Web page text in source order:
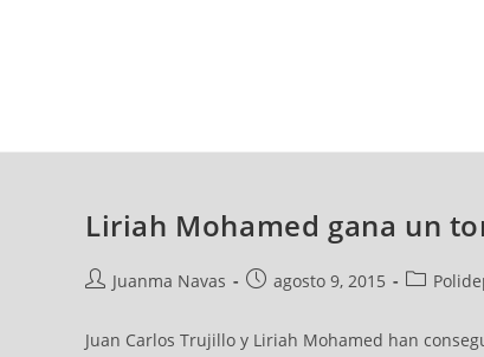
Liriah Mohamed gana un
Juanma Navas agosto 9, 2015
Juan Carlos Trujillo y Liriah Mohamed han